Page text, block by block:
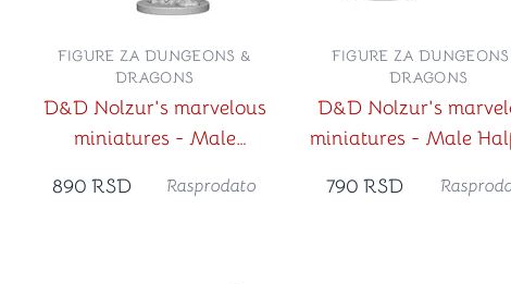
D&D Nolzur's marvelous
miniatures - Male
FIGURE ZA DUNGEONS &
DRAGONS
890 RSD Rasprodato
D&D Nolzur's
miniatures - Male
FIGURE ZA
DRAGONS
790 RSD